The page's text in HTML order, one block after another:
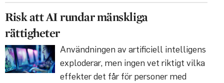
Risk att AI rundar mänskliga
rättigheter
Användningen av artificiell intelligens
exploderar, men ingen vet riktigt vilka
effekter det får för personer med